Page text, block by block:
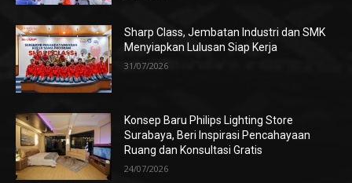
Sharp Class, Jembatan Industri dan SMK
Menyiapkan Lulusan Siap Kerja
31/07/2026
Konsep Baru Philips Lighting Store
Surabaya, Beri Inspirasi Pencahayaan
Ruang dan Konsultasi Gratis
24/07/2026